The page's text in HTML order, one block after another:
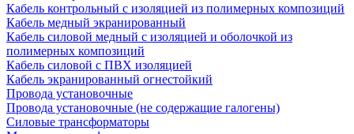
Кабель контрольный с изоляцией из полимерных композиций
Кабель медный экранированный
Кабель силовой медный с изоляцией и оболочкой из
полимерных композиций
Кабель силовой с ПВХ изоляцией
Кабель экранированный огнестойкий
Провода установочные
Провода установочные (не содержащие галогены)
Силовые трансформаторы